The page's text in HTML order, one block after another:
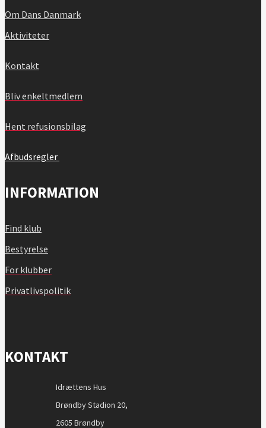
Om Dans Danmark
Aktiviteter
Kontakt
Bliv enkeltmedlem
Hent refusionsbilag
Afbudsregler
INFORMATION
Find klub
Bestyrelse
For klubber
Privatlivspolitik
KONTAKT
Idrættens Hus
Brøndby Stadion 20,
2605 Brøndby